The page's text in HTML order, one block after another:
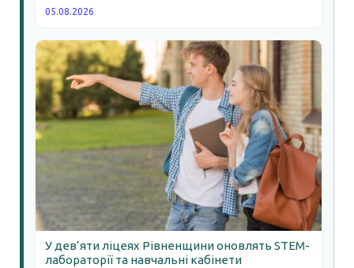
05.08.2026
У дев’яти ліцеях Рівненщини оновлять STEM-
лабораторії та навчальні кабінети